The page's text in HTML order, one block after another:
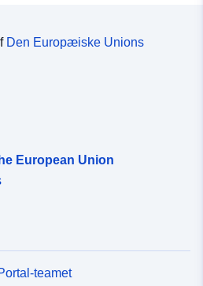
Den Europæiske Unions
European Union
teamet